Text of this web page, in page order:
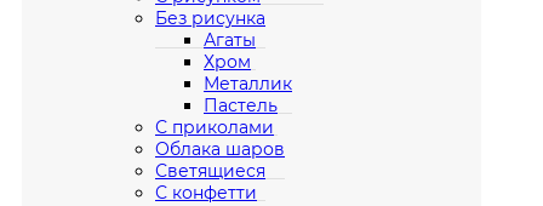
Без рисунка
Агаты
Хром
Металлик
Пастель
С приколами
Облака шаров
Светящиеся
С конфетти